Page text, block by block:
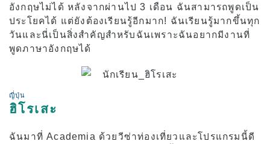
อังกฤษไม่ได้ หลังจากผ่านไป 3 เดือน ฉันสามารถพูดเป็น
ประโยคได้ แต่ยังต้องเรียนรู้อีกมาก! ฉันเรียนรู้มากขึ้นทุก
วันและนี่เป็นสิ่งสำคัญสำหรับฉันเพราะฉันอยากมีงานที่
พูดภาษาอังกฤษได้
ญี่ปุ่น
ฮิโรเสะ
ฉันมาที่ Academia ด้วยวีซ่าท่องเที่ยวและโปรแกรมนี้ดี